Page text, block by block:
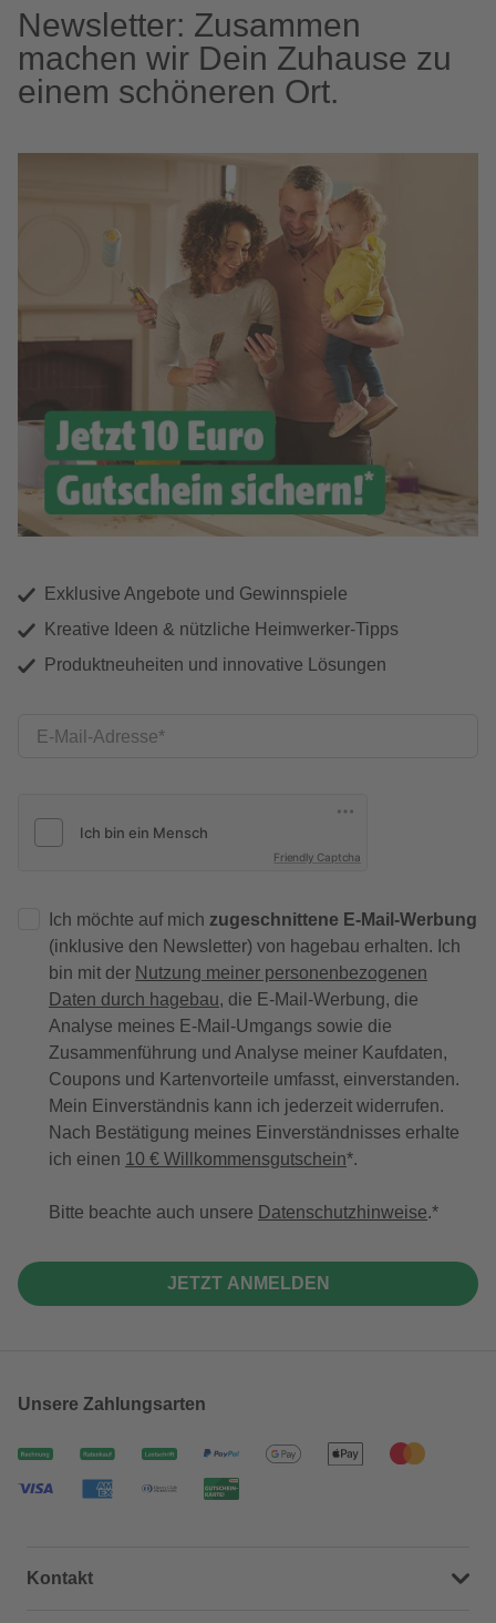
Newsletter: Zusammen
machen wir Dein Zuhause zu
einem schöneren Ort.
Exklusive Angebote und Gewinnspiele
Kreative Ideen & nützliche Heimwerker-Tipps
Produktneuheiten und innovative Lösungen
E-Mail-Adresse
Friendly Captcha
Ich möchte auf mich zugeschnittene E-Mail-Werbung
(inklusive den Newsletter) von hagebau erhalten. Ich
bin mit der Nutzung meiner personenbezogenen
Daten durch hagebau, die E-Mail-Werbung, die
Analyse meines E-Mail-Umgangs sowie die
Zusammenführung und Analyse meiner Kaufdaten,
Coupons und Kartenvorteile umfasst, einverstanden.
Mein Einverständnis kann ich jederzeit widerrufen.
Nach Bestätigung meines Einverständnisses erhalte
ich einen 10 € Willkommensgutschein*.
Bitte beachte auch unsere Datenschutzhinweise.
JETZT ANMELDEN
Unsere Zahlungsarten
Kontakt